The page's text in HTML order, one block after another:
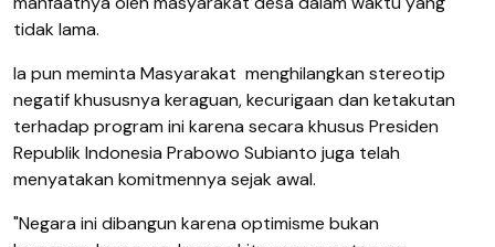
tidak lama.
Ia pun meminta Masyarakat menghilangkan stereotip
negatif khususnya keraguan, kecurigaan dan ketakutan
terhadap program ini karena secara khusus Presiden
Republik Indonesia Prabowo Subianto juga telah
menyatakan komitmennya sejak awal.
"Negara ini dibangun karena optimisme bukan